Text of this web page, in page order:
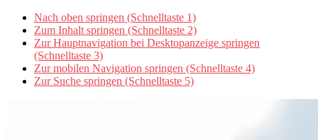
Nach oben springen (Schnelltaste 1)
Zum Inhalt springen (Schnelltaste 2)
Zur Hauptnavigation bei Desktopanzeige springen
(Schnelltaste 3)
Zur mobilen Navigation springen (Schnelltaste 4)
Zur Suche springen (Schnelltaste 5)